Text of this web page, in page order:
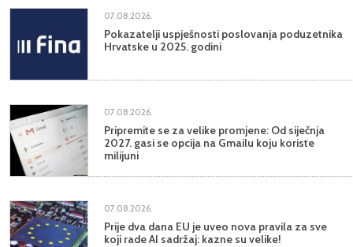
07.08.2026.
Pokazatelji uspješnosti poslovanja poduzetnika
Hrvatske u 2025. godini
07.08.2026.
Pripremite se za velike promjene: Od siječnja
2027. gasi se opcija na Gmailu koju koriste
milijuni
07.08.2026.
Prije dva dana EU je uveo nova pravila za sve
koji rade AI sadržaj: kazne su velike!